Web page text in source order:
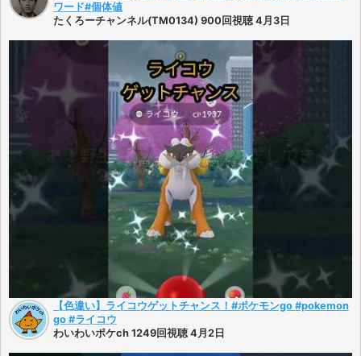
ワード#個体値
たくろーチャンネル(TM0134) 900回視聴 4月3日
【色違い】ライコウゲットチャンス！#ポケモンgo #pokemon
go #ライコウ
わいわいポケch 1249回視聴 4月2日